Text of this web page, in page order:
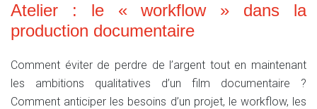
Atelier : le « workflow » dans la
production documentaire
Comment éviter de perdre de l’argent tout en maintenant
les ambitions qualitatives d’un film documentaire ?
Comment anticiper les besoins d’un projet, le workflow, les